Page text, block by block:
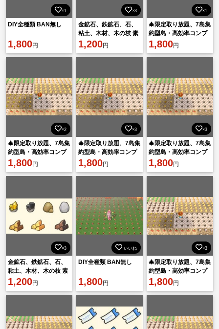
×1
DIY全種類 BAN無し
1,800円
×3
金鉱石、鉄鉱石、石、
粘土、木材、木の枝 素
材・材料 BAN無し
1,200円
×1
🎄限定取り放題、7島集
約型島・高効率コンプ
リートする！
1,800円
×2
🎄限定取り放題、7島集
約型島・高効率コンプ
リートする！
1,800円
×3
🎄限定取り放題、7島集
約型島・高効率コンプ
リートする！
1,800円
×3
🎄限定取り放題、7島集
約型島・高効率コンプ
リートする！
1,800円
×3
金鉱石、鉄鉱石、石、
粘土、木材、木の枝 素
材・材料 BAN無し
1,200円
いいね
DIY全種類 BAN無し
1,800円
×3
🎄限定取り放題、7島集
約型島・高効率コンプ
リートする！
1,800円